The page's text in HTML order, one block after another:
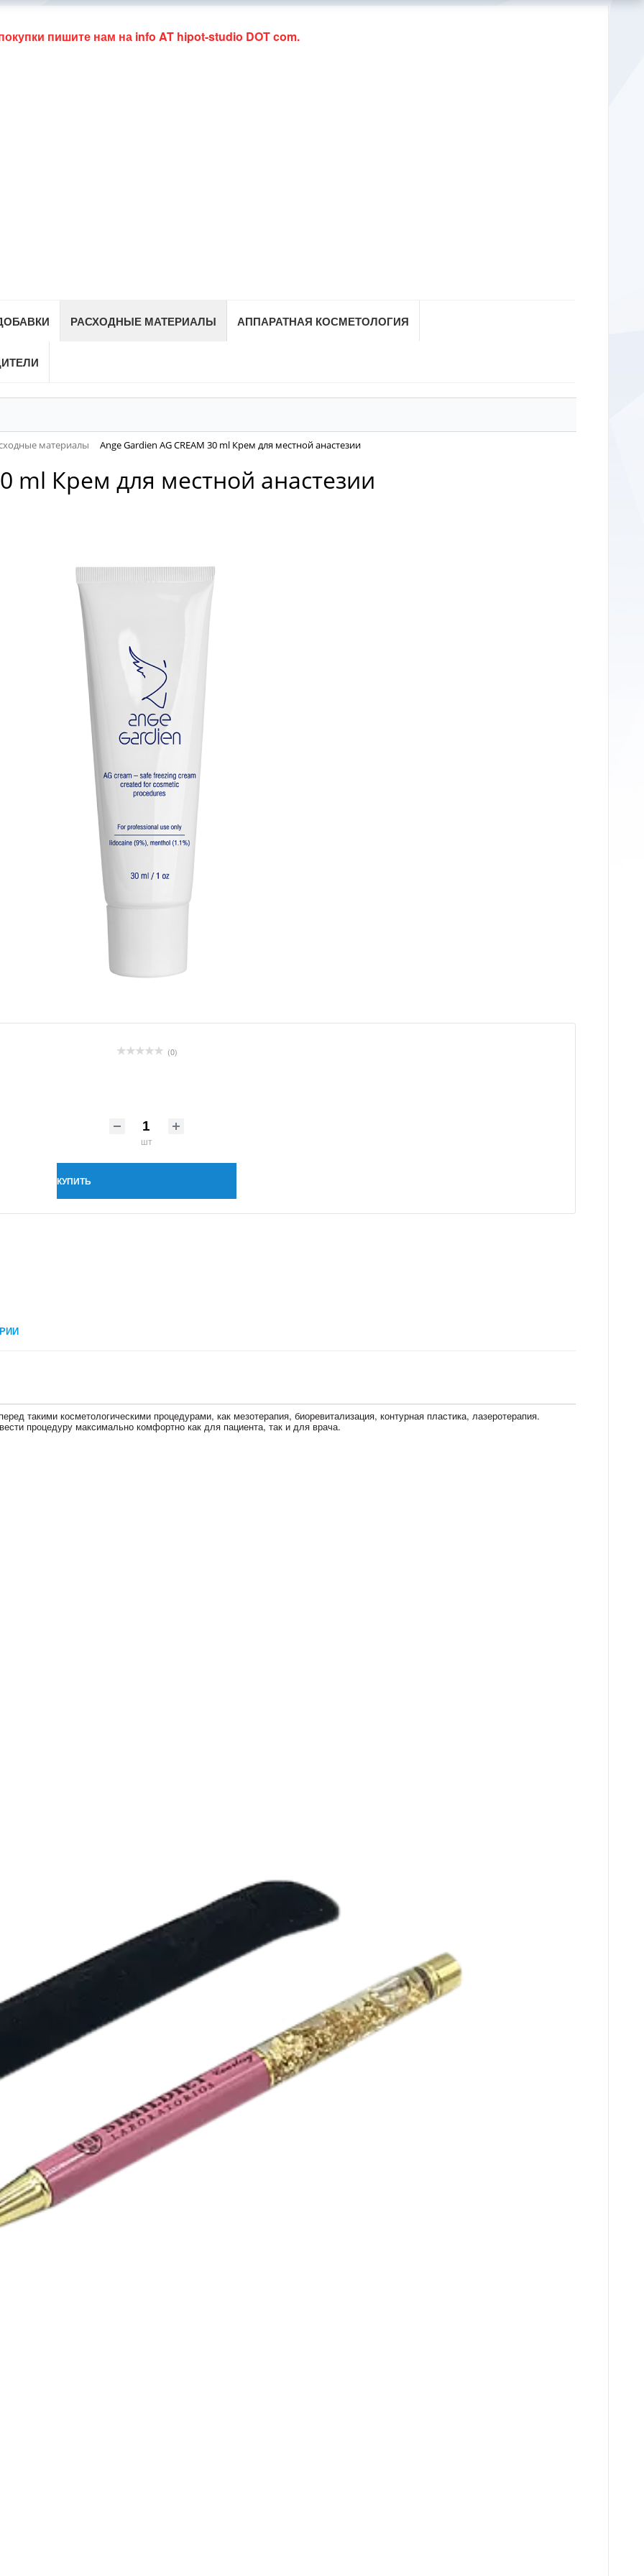
пишите нам на info AT hipot-studio DOT com.
РАСХОДНЫЕ МАТЕРИАЛЫ АППАРАТНАЯ КОСМЕТОЛОГИЯ
материалы Ange Gardien AG CREAM 30 ml Крем для местной анастезии
ml Крем для местной анастезии
(0)
шт
КУПИТЬ
такими косметологическими процедурами, как мезотерапия, биоревитализация, контурная пластика, лазеротерапия.
процедуру максимально комфортно как для пациента, так и для врача.